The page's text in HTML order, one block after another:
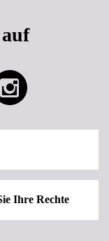
Ihre Rechte